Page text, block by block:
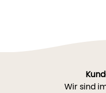
Wir sind